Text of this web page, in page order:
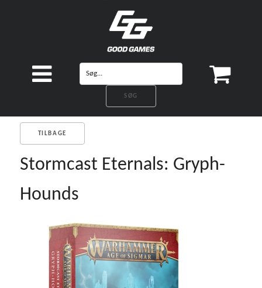
TILBAGE
Stormcast Eternals: Gryph-
Hounds